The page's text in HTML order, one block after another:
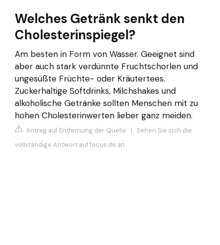
Welches Getränk senkt den
Cholesterinspiegel?
Am besten in Form von Wasser. Geeignet sind
aber auch stark verdünnte Fruchtschorlen und
ungesüßte Früchte- oder Kräutertees.
Zuckerhaltige Softdrinks, Milchshakes und
alkoholische Getränke sollten Menschen mit zu
hohen Cholesterinwerten lieber ganz meiden.
Antrag auf Entfernung der Quelle | Sehen Sie sich die
vollständige Antwort auf focus.de an